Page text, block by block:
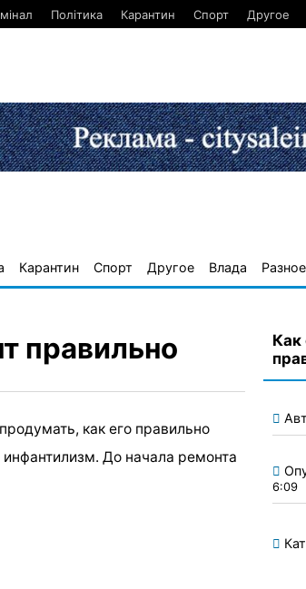
Політика Карантин Спорт Другое
Карантин Спорт Другое Влада Разное
правильно
как его правильно
До начала ремонта
Как
6:09